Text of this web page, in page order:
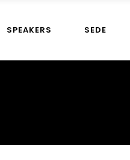
SPEAKERS SEDE